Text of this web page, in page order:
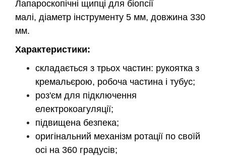
Лапароскопічні щипці для біопсії
малі, діаметр інструменту 5 мм, довжина 330
мм.
Характеристики:
складається з трьох частин: рукоятка з
кремальєрою, робоча частина і тубус;
роз'єм для підключення
електрокоагуляції;
підвищена безпека;
оригінальний механізм ротації по своїй
осі на 360 градусів;